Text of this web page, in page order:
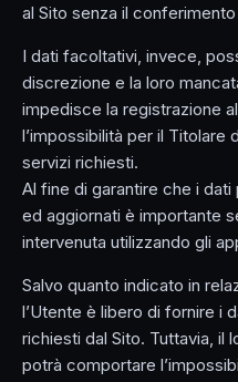
al Sito senza il
I dati facoltativi, invece,
discrezione e la loro
impedisce la registrazione
l’impossibilità per il Titolare
servizi richiesti.
Al fine di garantire che i
ed aggiornati è importante
intervenuta utilizzando gli
Salvo quanto indicato in
l’Utente è libero di fornire i
richiesti dal Sito. Tuttavia, il
potrà comportare